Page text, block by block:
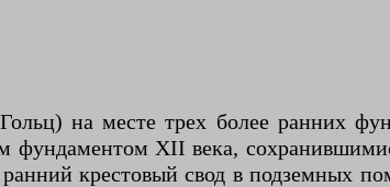
на месте трех более ранних
XII века,
крестовый свод в подземных